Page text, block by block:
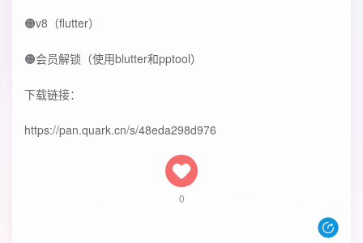
🟠v8（flutter）
🟠会员解锁（使用blutter和pptool）
下载链接：
https://pan.quark.cn/s/48eda298d976
0